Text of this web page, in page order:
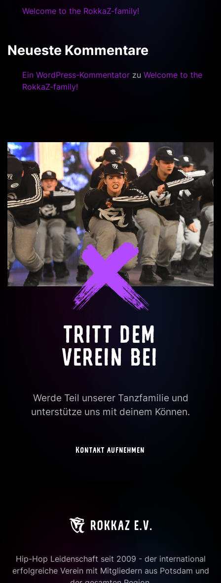
Welcome to the RokkaZ-family!
Neueste Kommentare
Ein WordPress-Kommentator zu Welcome to the
RokkaZ-family!
TRITT DEM
VEREIN BEI
Werde Teil unserer Tanzfamilie und
unterstütze uns mit deinem Können.
Kontakt aufnehmen
Hip-Hop Leidenschaft seit 2009 - der international
erfolgreiche Verein mit Mitgliedern aus Potsdam und